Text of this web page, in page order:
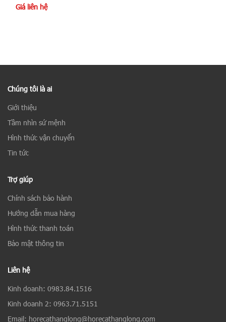
Giá liên hệ
Chúng tôi là ai
Giới thiệu
Tầm nhìn sứ mệnh
Hình thức vận chuyển
Tin tức
Trợ giúp
Chính sách bảo hành
Hướng dẫn mua hàng
Hình thức thanh toán
Bảo mật thông tin
Liên hệ
Kinh doanh: 0983.84.1516
Kinh doanh 2: 0963.71.5151
Email: horecathanglong@horecathanglong.com